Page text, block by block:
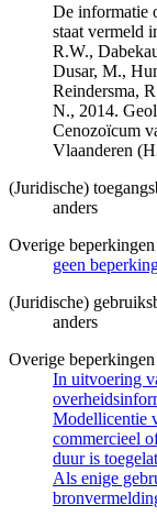
De informatie
staat vermeld
R.W.,
Dusar, M.,
Reindersma,
N., 2014.
Cenozoïcum
Vlaanderen
(Juridische)
anders
Overige beperkingen
geen
(Juridische)
anders
Overige beperkingen
In uitvoering
Modellicentie
commercieel
duur is
Als enige